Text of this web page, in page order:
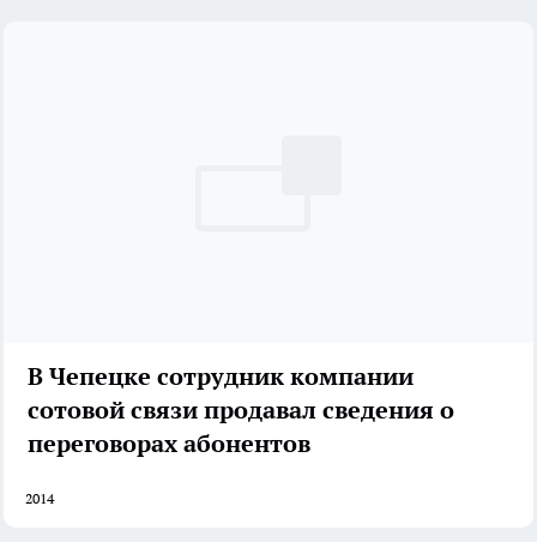
В Чепецке сотрудник компании
сотовой связи продавал сведения о
переговорах абонентов
2014